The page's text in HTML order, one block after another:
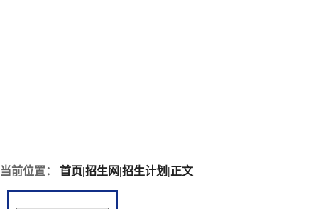
当前位置： 首页|招生网|招生计划 |正文